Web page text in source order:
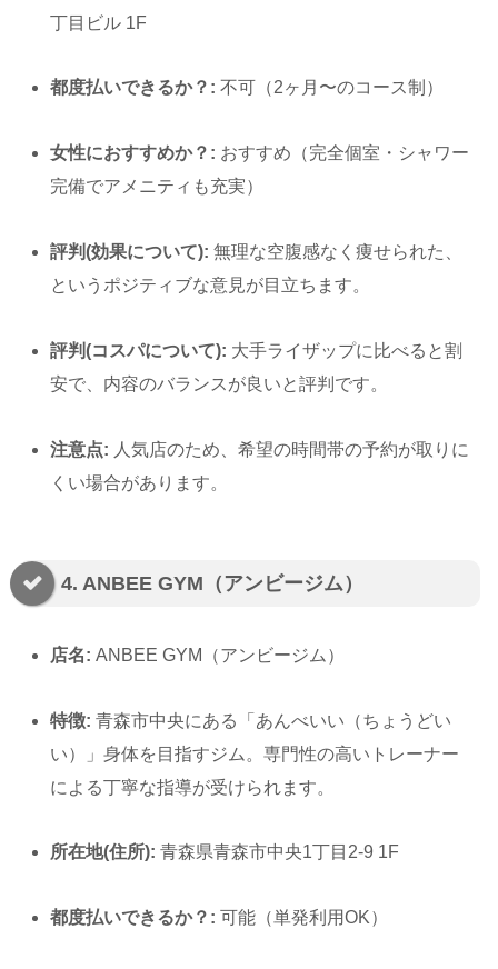
丁目ビル 1F
都度払いできるか？: 不可（2ヶ月〜のコース制）
女性におすすめか？: おすすめ（完全個室・シャワー
完備でアメニティも充実）
評判(効果について): 無理な空腹感なく痩せられた、
というポジティブな意見が目立ちます。
評判(コスパについて): 大手ライザップに比べると割
安で、内容のバランスが良いと評判です。
注意点: 人気店のため、希望の時間帯の予約が取りに
くい場合があります。
4. ANBEE GYM（アンビージム）
店名: ANBEE GYM（アンビージム）
特徴: 青森市中央にある「あんべいい（ちょうどい
い）」身体を目指すジム。専門性の高いトレーナー
による丁寧な指導が受けられます。
所在地(住所): 青森県青森市中央1丁目2-9 1F
都度払いできるか？: 可能（単発利用OK）